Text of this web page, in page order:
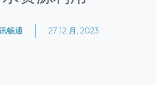
畅通 27 12 月, 2023